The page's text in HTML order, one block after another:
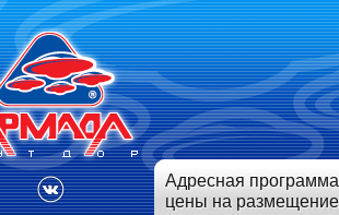
Адресная
цены на размещение